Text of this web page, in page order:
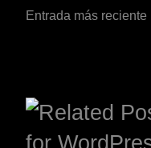
Entrada más reciente